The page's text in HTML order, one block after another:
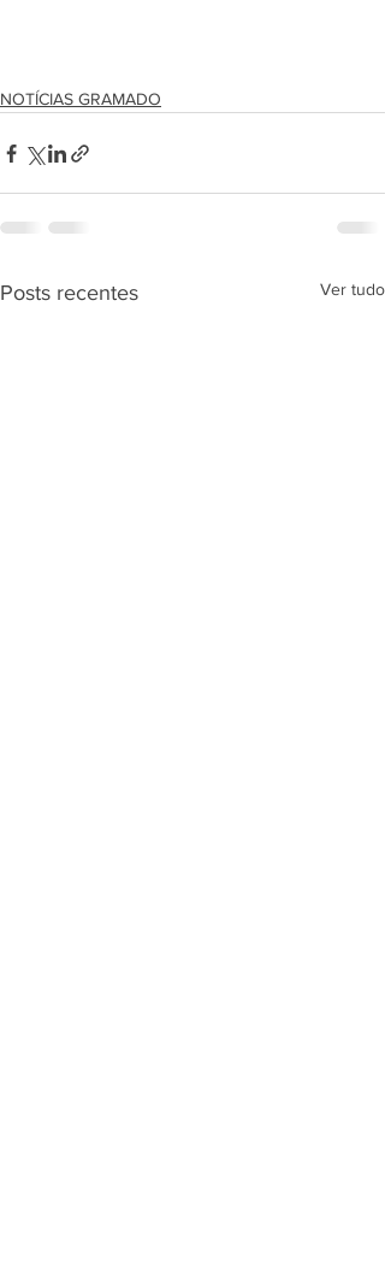
NOTÍCIAS GRAMADO
Posts recentes Ver tudo